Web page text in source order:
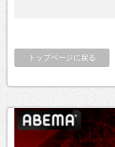
トップページに戻る